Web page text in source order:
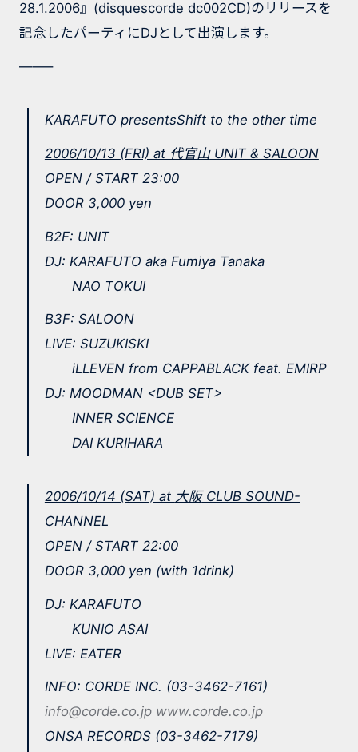
28.1.2006』(disquescorde dc002CD)のリリースを
記念したパーティにDJとして出演します。
——–
KARAFUTO presentsShift to the other time
2006/10/13 (FRI) at 代官山UNIT & SALOON
OPEN / START 23:00
DOOR 3,000 yen
B2F: UNIT
DJ: KARAFUTO aka Fumiya Tanaka
NAO TOKUI
B3F: SALOON
LIVE: SUZUKISKI
iLLEVEN from CAPPABLACK feat. EMIRP
DJ: MOODMAN <DUB SET>
INNER SCIENCE
DAI KURIHARA
2006/10/14 (SAT) at 大阪CLUB SOUND-
CHANNEL
OPEN / START 22:00
DOOR 3,000 yen (with 1drink)
DJ: KARAFUTO
KUNIO ASAI
LIVE: EATER
INFO: CORDE INC. (03-3462-7161)
info@corde.co.jp www.corde.co.jp
ONSA RECORDS (03-3462-7179)